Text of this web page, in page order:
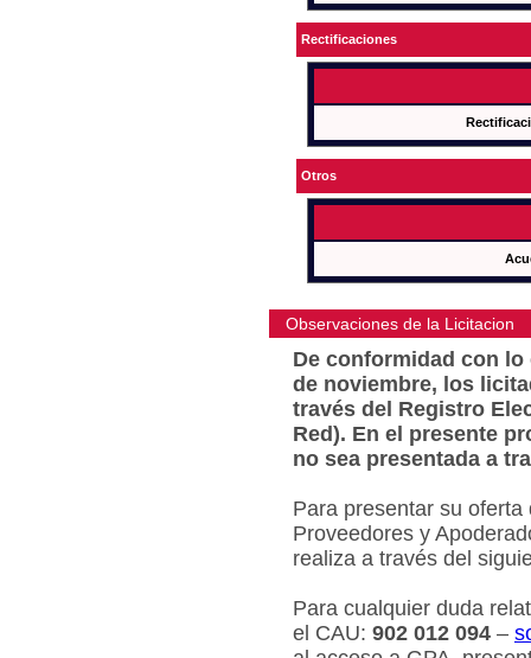
Rectificaciones
Otros
Observaciones de la Licitacion
De conformidad con lo
de noviembre, los
través del Registro
Red). En el presente
no sea presentada a
Para presentar su
Proveedores y
realiza a través del
Para cualquier duda
el CAU: 902 012 094 –